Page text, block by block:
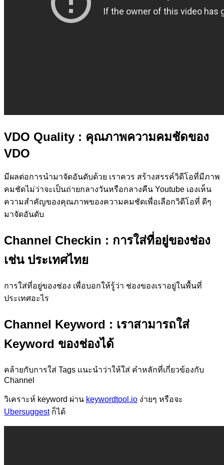
VDO Quality : คุณภาพความคมชัดของ
VDO
มีผลต่อการนำมาจัดอันดับด้วย เราควร สร้างสรรค์วิดีโอที่มีภาพ
คมชัดไม่ว่าจะเป็นถ่ายกลางวันหรือกลางคืน Youtube เองเห็น
ความสำคัญของคุณภาพของความคมชัดเพื่อเลือกวิดีโอที่ ดีๆ
มาจัดอันดับ
Channel Checkin : การใส่ที่อยู่ของช่อง
เช่น ประเทศไทย
การใส่ที่อยู่ของช่อง เพื่อบอกให้รู้ว่า ช่องของเราอยู่ในพื้นที่
ประเทศอะไร
Channel Keyword : เราสามารถใส่
Keyword ของช่องได้
คล้ายกับการใส่ Tags แนะนำว่าให้ใส่ คำหลักที่เกี่ยวข้องกับ
Channel
วิเคราะห์ keyword ผ่าน keywordtool.io ง่ายๆ หรือจะ
Ubersuggestก็ได้